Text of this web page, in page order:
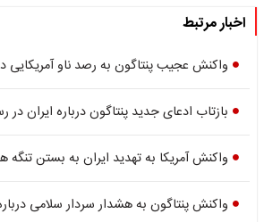
اخبار مرتبط
واکنش عجیب پنتاگون به رصد ناو آمریکایی
بازتاب ادعای جدید پنتاگون درباره ایران
واکنش آمریکا به تهدید ایران به بستن تنگه
واکنش پنتاگون به هشدار سردار سلامی